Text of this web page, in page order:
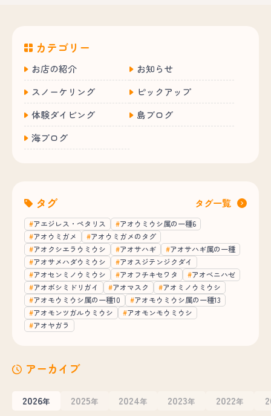
カテゴリー
お店の紹介
お知らせ
スノーケリング
ピックアップ
体験ダイビング
島ブログ
海ブログ
タグ タグ一覧
アエジレス・ペタリス
アオウミウシ属の一種6
アオウミガメ
アオウミガメのタグ
アオクシエラウミウシ
アオサハギ
アオサハギ属の一種
アオサメハダウミウシ
アオスジテンジクダイ
アオセンミノウミウシ
アオフチキセワタ
アオベニハゼ
アオボシミドリガイ
アオマスク
アオミノウミウシ
アオモウミウシ属の一種10
アオモウミウシ属の一種13
アオモンツガルウミウシ
アオモンモウミウシ
アオヤガラ
アーカイブ
2026年 2025年 2024年 2023年 2022年